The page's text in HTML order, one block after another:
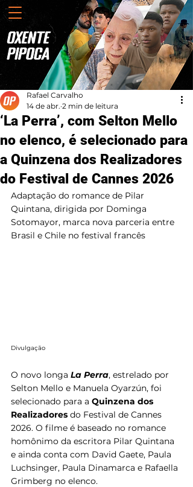
‘La Perra’, com Selton Mello
no elenco, é selecionado para
a Quinzena dos Realizadores
do Festival de Cannes 2026
Rafael Carvalho
14 de abr. 2 min de leitura
Adaptação do romance de Pilar
Quintana, dirigida por Dominga
Sotomayor, marca nova parceria entre
Brasil e Chile no festival francês
Divulgação
O novo longa La Perra, estrelado por
Selton Mello e Manuela Oyarzún, foi
selecionado para a Quinzena dos
Realizadores do Festival de Cannes
2026. O filme é baseado no romance
homônimo da escritora Pilar Quintana
e ainda conta com David Gaete, Paula
Luchsinger, Paula Dinamarca e Rafaella
Grimberg no elenco.